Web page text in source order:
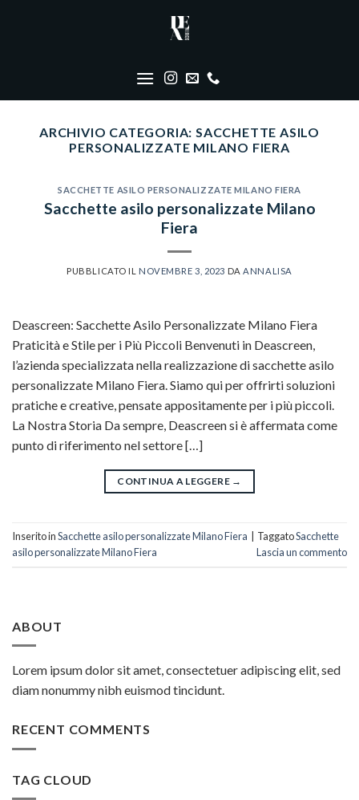
ARCHIVIO CATEGORIA: SACCHETTE ASILO
PERSONALIZZATE MILANO FIERA
SACCHETTE ASILO PERSONALIZZATE MILANO FIERA
Sacchette asilo personalizzate Milano
Fiera
PUBBLICATO IL NOVEMBRE 3, 2023 DA ANNALISA
Deascreen: Sacchette Asilo Personalizzate Milano Fiera
Praticità e Stile per i Più Piccoli Benvenuti in Deascreen,
l’azienda specializzata nella realizzazione di sacchette asilo
personalizzate Milano Fiera. Siamo qui per offrirti soluzioni
pratiche e creative, pensate appositamente per i più piccoli.
La Nostra Storia Da sempre, Deascreen si è affermata come
punto di riferimento nel settore […]
CONTINUA A LEGGERE →
Inserito inSacchette asilo personalizzate Milano Fiera TaggatoSacchette
asilo personalizzate Milano Fiera
Lascia un commento
ABOUT
Lorem ipsum dolor sit amet, consectetuer adipiscing elit, sed
diam nonummy nibh euismod tincidunt.
RECENT COMMENTS
TAG CLOUD